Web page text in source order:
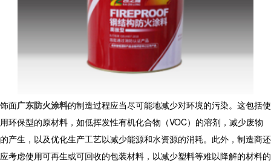
饰面广东防火涂料的制造过程应当尽可能地减少对环境的污染。这包括使
用环保型的原材料，如低挥发性有机化合物（VOC）的溶剂，减少废物
的产生，以及优化生产工艺以减少能源和水资源的消耗。此外，制造商还
应考虑使用可再生或可回收的包装材料，以减少塑料等难以降解的材料的